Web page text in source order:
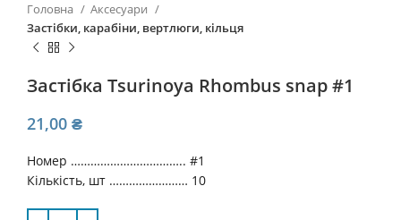
Головна
Аксесуари
Застібки, карабіни, вертлюги, кільця
Застiбка Tsurinoya Rhombus snap #1
21,00 ₴
Номер …………………………….. #1
Кількість, шт …………………… 10